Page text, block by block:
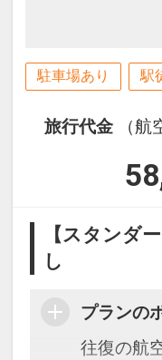
駐車場あり 駅
旅行代金
（
【スタンダ
し
プランの
往復の航